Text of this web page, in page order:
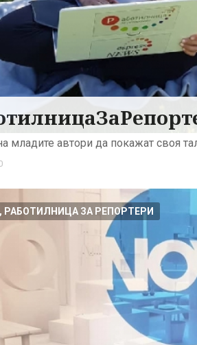
младите автори да покажат своя
РАБОТИЛНИЦА ЗА РЕПОРТЕРИ